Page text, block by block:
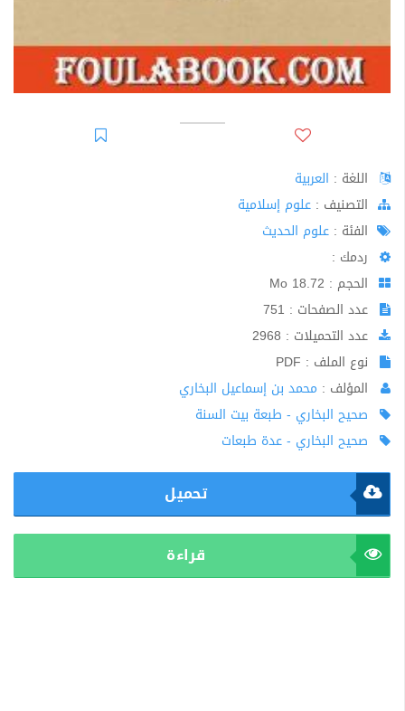
اللغة : العربية
اﻟﺘﺼﻨﻴﻒ : علوم إسلامية
الفئة : علوم الحديث
ردمك :
الحجم : 18.72 Mo
عدد الصفحات : 751
عدد التحميلات : 2968
نوع الملف : PDF
المؤلف : محمد بن إسماعيل البخاري
صحيح البخاري - طبعة بيت السنة
صحيح البخاري - عدة طبعات
تحميل
قراءة